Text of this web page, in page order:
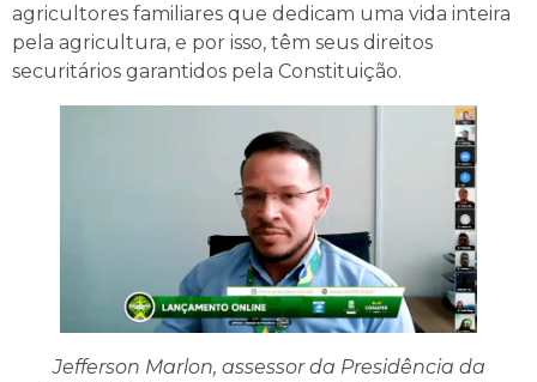
agricultores familiares que dedicam uma vida inteira
pela agricultura, e por isso, têm seus direitos
securitários garantidos pela Constituição.
Jefferson Marlon, assessor da Presidência da